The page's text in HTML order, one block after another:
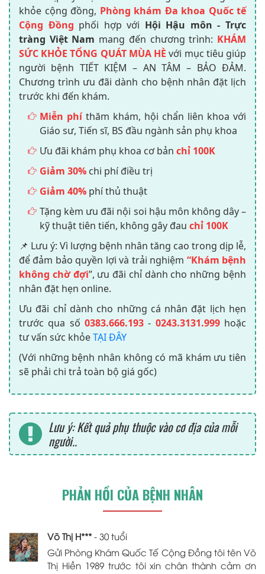
khỏe cộng đồng, Phòng khám Đa khoa Quốc tế
Cộng Đồng phối hợp với Hội Hậu môn - Trực
tràng Việt Nam mang đến chương trình: KHÁM
SỨC KHỎE TỔNG QUÁT MÙA HÈ với mục tiêu giúp
người bệnh TIẾT KIỆM – AN TÂM – BẢO ĐẢM.
Chương trình ưu đãi dành cho bệnh nhân đặt lịch
trước khi đến khám.
Miễn phíthăm khám, hội chẩn liên khoa với
Giáo sư, Tiến sĩ, BS đầu ngành sản phụ khoa
Ưu đãi khám phụ khoa cơ bản chỉ 100K
Giảm 30% chi phí điều trị
Giảm 40% phí thủ thuật
Tặng kèm ưu đãi nội soi hậu môn không dây –
kỹ thuật tiên tiến, không gây đau chỉ 100K
📌 Lưu ý: Vì lượng bệnh nhân tăng cao trong dịp lễ,
để đảm bảo quyền lợi và trải nghiệm “Khám bệnh
không chờ đợi”, ưu đãi chỉ dành cho những bệnh
nhân đặt hẹn online.
Ưu đãi chỉ dành cho những cá nhân đặt lịch hẹn
trước qua số 0383.666.193 - 0243.3131.999hoặc
tư vấn sức khỏeTẠI ĐÂY
(Với những bệnh nhân không có mã khám ưu tiên
sẽ phải chi trả toàn bộ giá gốc)
Lưu ý: Kết quả phụ thuộc vào cơ địa của mỗi
người..
PHẢN HỒI CỦA BỆNH NHÂN
Võ Thị H*** - 30 tuổi
Gửi Phòng Khám Quốc Tế Cộng Đồng tôi tên Võ
Thị Hiền 1989 trước tôi xin chân thành cảm ơn